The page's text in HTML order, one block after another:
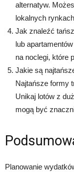
alternatyw.
lokalnych
Jak znaleźć
lub
na noclegi, które
Jakie są
Najtańsze formy
Unikaj lotów z
mogą być
Planowanie